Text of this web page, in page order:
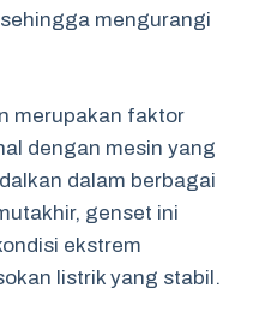
mengurangi
merupakan faktor
dengan mesin yang
dalam berbagai
genset ini
ekstrem
listrik yang stabil.